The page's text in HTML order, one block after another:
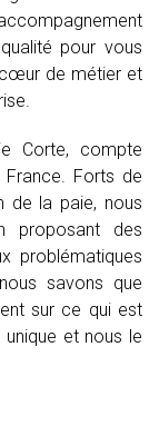
pour vous
de métier et
Corte, compte
Forts de
de la paie, nous
proposant des
problématiques
savons que
sur ce qui est
et nous le